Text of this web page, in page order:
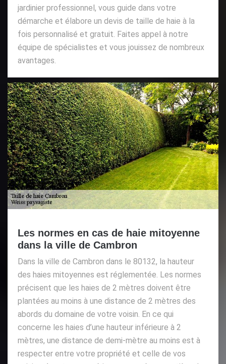
jardinier professionnel, vous guide dans votre
démarche et élabore un devis de taille de haie à la
fois personnalisé et gratuit. Faites appel à notre
équipe de spécialistes et vous jouissez de nombreux
avantages.
Les normes en cas de haie mitoyenne
dans la ville de Cambron
Dans la ville de Cambron dans le 80132, la hauteur
des haies mitoyennes est réglementée. Les normes
précisent que les haies de 2 mètres doivent être
plantées au moins à une distance de 2 mètres des
abords du domaine de votre voisin. En ce qui
concerne les haies d’une hauteur inférieure à 2
mètres, une distance de demi-mètre au moins est à
respecter entre votre propriété et celle de vos